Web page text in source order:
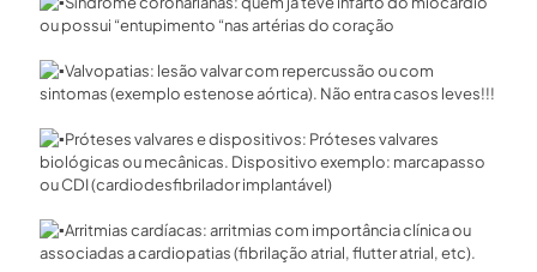
ou possui “entupimento “nas artérias do coração
Valvopatias: lesão valvar com repercussão ou com
sintomas (exemplo estenose aórtica). Não entra casos leves!!!
Próteses valvares e dispositivos: Próteses valvares
biológicas ou mecânicas. Dispositivo exemplo: marcapasso
ou CDI (cardiodesfibrilador implantável)
Arritmias cardíacas: arritmias com importância clínica ou
associadas a cardiopatias (fibrilação atrial, flutter atrial, etc).